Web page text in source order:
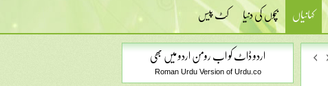
کہانیاں بچوں کی دنیا کٹ پیس
اردو ڈاٹ کو اب رومن اردو میں بھی
Roman Urdu Version of Urdu.co